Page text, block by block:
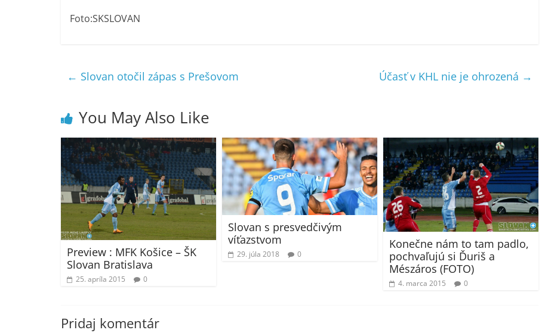
Foto:SKSLOVAN
← Slovan otočil zápas s Prešovom Účasť v KHL nie je ohrozená →
You May Also Like
Preview : MFK Košice – ŠK
Slovan Bratislava
25. apríla 2015 0
Slovan s presvedčivým
víťazstvom
29. júla 2018 0
Konečne nám to tam padlo,
pochvaľujú si Ďuriš a
Mészáros (FOTO)
4. marca 2015 0
Pridaj komentár